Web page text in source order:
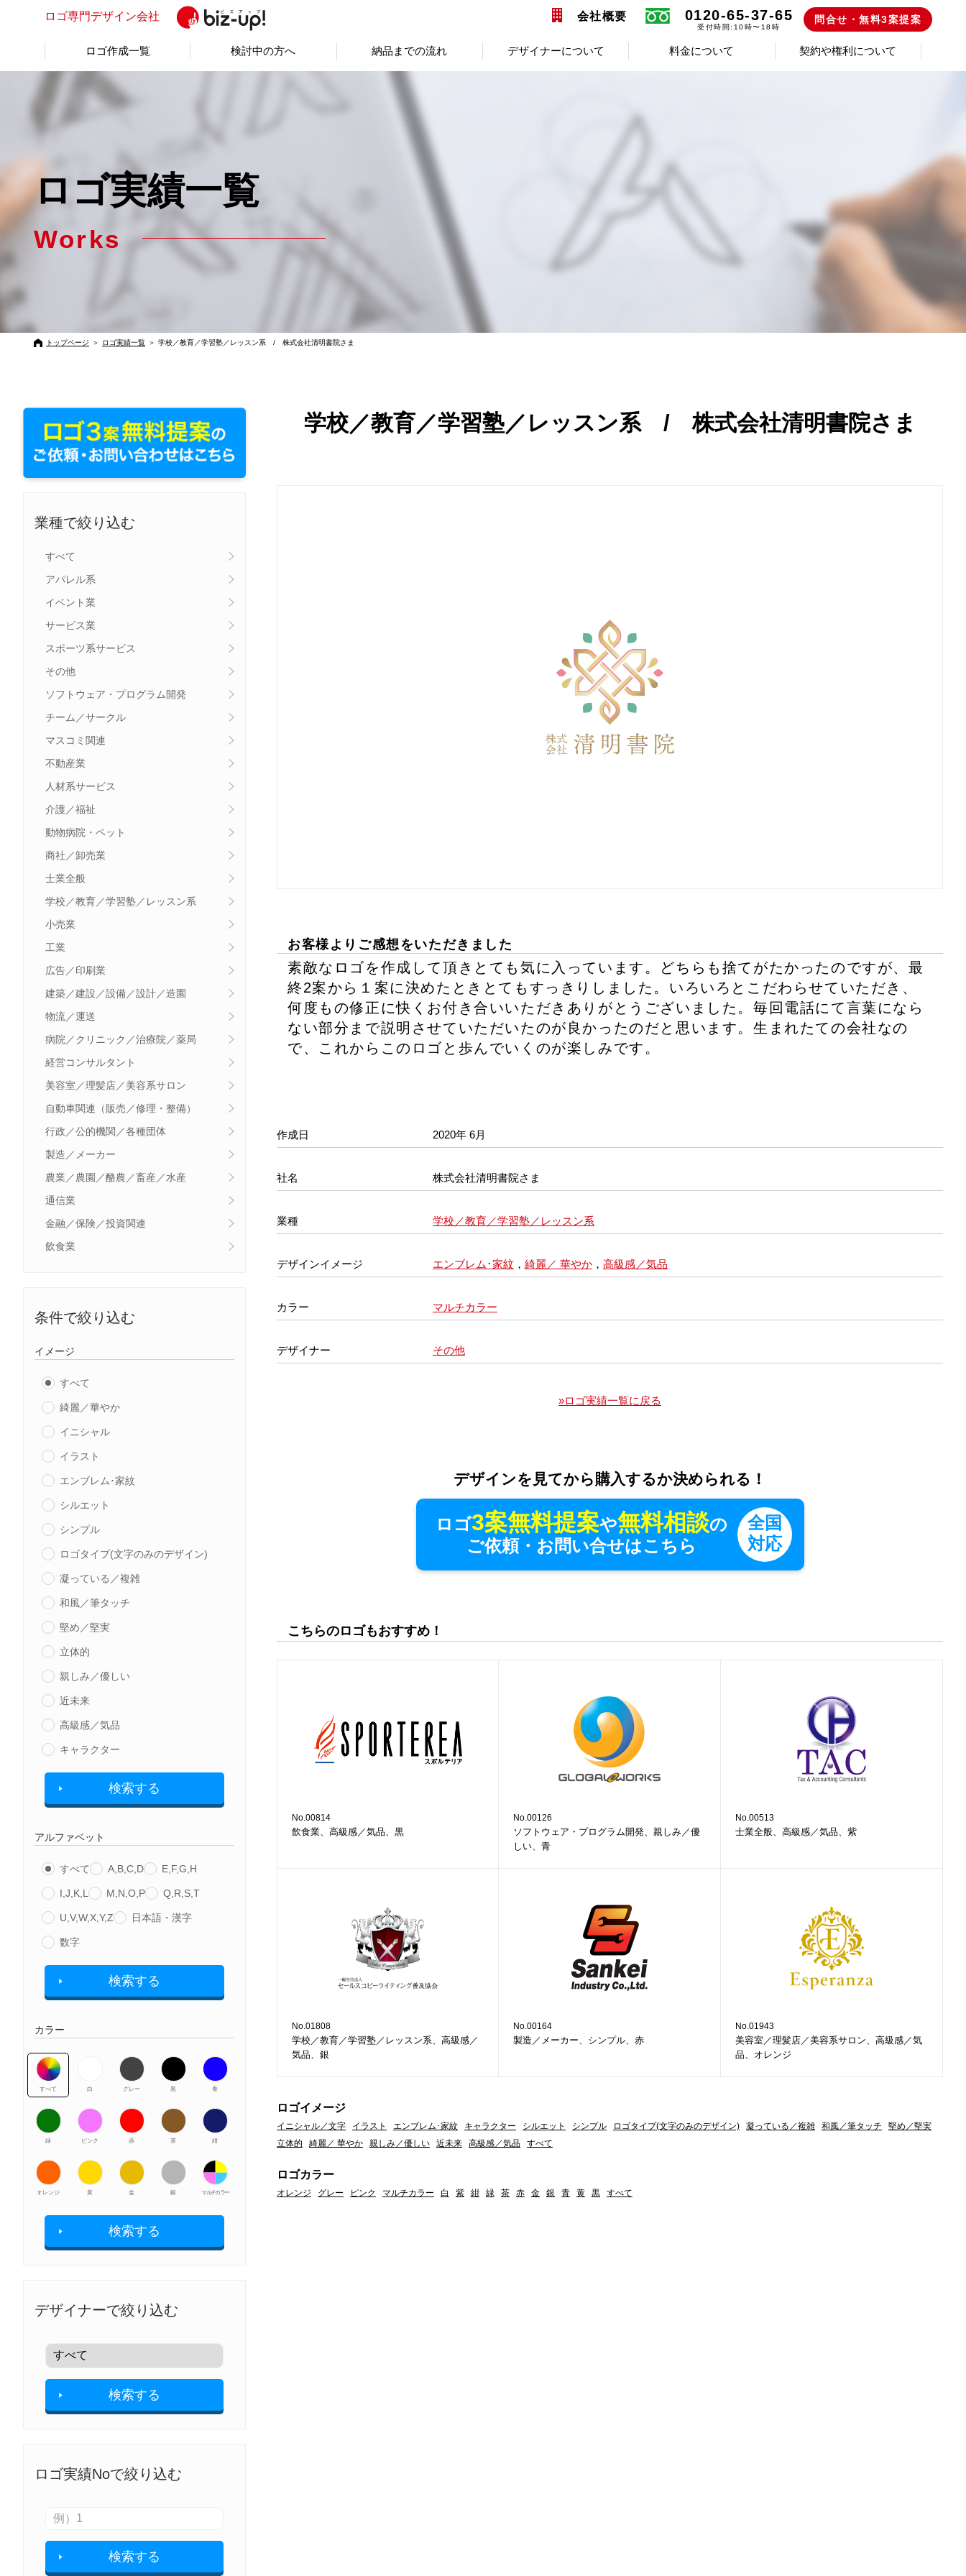
ロゴ専門デザイン会社 会社概要 0120-65-37-65
受付時間:10時〜18時
問合せ・無料3案提案
ロゴ作成一覧 検討中の方へ 納品までの流れ デザイナーについて 料金について 契約や権利について
ロゴ実績一覧
Works
トップページ ＞ ロゴ実績一覧 ＞ 学校／教育／学習塾／レッスン系 / 株式会社清明書院さま
業種で絞り込む
すべて
アパレル系
イベント業
サービス業
スポーツ系サービス
その他
ソフトウェア・プログラム開発
チーム／サークル
マスコミ関連
不動産業
人材系サービス
介護／福祉
動物病院・ペット
商社／卸売業
士業全般
学校／教育／学習塾／レッスン系
小売業
工業
広告／印刷業
建築／建設／設備／設計／造園
物流／運送
病院／クリニック／治療院／薬局
経営コンサルタント
美容室／理髪店／美容系サロン
自動車関連（販売／修理・整備）
行政／公的機関／各種団体
製造／メーカー
農業／農園／酪農／畜産／水産
通信業
金融／保険／投資関連
飲食業
条件で絞り込む
イメージ
すべて
綺麗／華やか
イニシャル
イラスト
エンブレム･家紋
シルエット
シンプル
ロゴタイプ(文字のみのデザイン)
凝っている／複雑
和風／筆タッチ
堅め／堅実
立体的
親しみ／優しい
近未来
高級感／気品
キャラクター
検索する
アルファベット
すべて A,B,C,D E,F,G,H
I,J,K,L M,N,O,P Q,R,S,T
U,V,W,X,Y,Z 日本語・漢字
数字
検索する
カラー
すべて 白 グレー 黒 青
緑 ピンク 赤 茶 紺
オレンジ 黃 金 銀 マルチカラー
検索する
デザイナーで絞り込む
検索する
ロゴ実績Noで絞り込む
検索する
学校／教育／学習塾／レッスン系 / 株式会社清明書院さま
お客様よりご感想をいただきました
素敵なロゴを作成して頂きとても気に入っています。どちらも捨てがたかったのですが、最
終2案から１案に決めたときとてもすっきりしました。いろいろとこだわらせていただき、
何度もの修正に快くお付き合いいただきありがとうございました。毎回電話にて言葉になら
ない部分まで説明させていただいたのが良かったのだと思います。生まれたての会社なの
で、これからこのロゴと歩んでいくのが楽しみです。
作成日 2020年 6月
社名 株式会社清明書院さま
業種 学校／教育／学習塾／レッスン系
デザインイメージ エンブレム･家紋 ， 綺麗／ 華やか ， 高級感／気品
カラー マルチカラー
デザイナー その他
»ロゴ実績一覧に戻る
デザインを見てから購入するか決められる！
ロゴ3案無料提案や無料相談の
ご依頼・お問い合せはこちら
全国
対応
こちらのロゴもおすすめ！
No.00814
飲食業、高級感／気品、黒
No.00126
ソフトウェア・プログラム開発、親しみ／優
しい、青
No.00513
士業全般、高級感／気品、紫
No.01808
学校／教育／学習塾／レッスン系、高級感／
気品、銀
No.00164
製造／メーカー、シンプル、赤
No.01943
美容室／理髪店／美容系サロン、高級感／気
品、オレンジ
ロゴイメージ
イニシャル／文字 イラスト エンブレム･家紋 キャラクター シルエット シンプル ロゴタイプ(文字のみのデザイン) 凝っている／複雑 和風／筆タッチ
堅め／堅実
立体的
綺麗／ 華やか 親しみ／優しい 近未来 高級感／気品 すべて
ロゴカラー
オレンジ グレー ピンク マルチカラー 白 紫 紺 緑 茶 赤 金 銀 青 黄 黒 すべて